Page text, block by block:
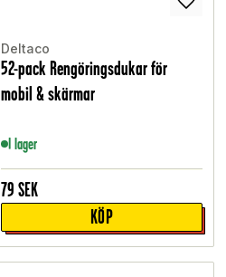
Deltaco
52-pack Rengöringsdukar för
mobil & skärmar
I lager
79 SEK
KÖP